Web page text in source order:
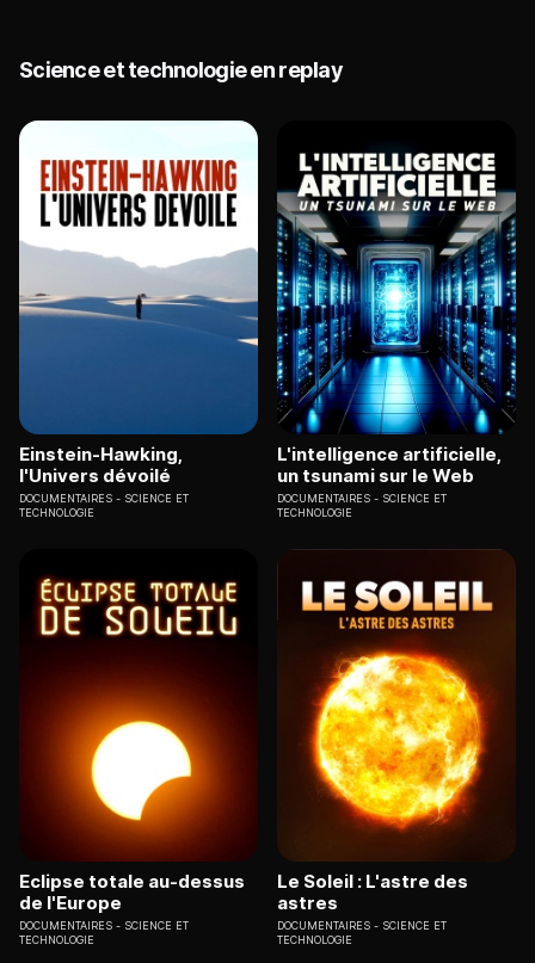
programme Ariane 6 est actuellement en cours
d'élaboration pour affronter les défis de demain :
Science et technologie en replay
Einstein-Hawking,
l'Univers dévoilé
DOCUMENTAIRES
SCIENCE ET
TECHNOLOGIE
L'intelligence artificielle,
un tsunami sur le Web
DOCUMENTAIRES
SCIENCE ET
TECHNOLOGIE
Eclipse totale au-dessus
de l'Europe
DOCUMENTAIRES
SCIENCE ET
TECHNOLOGIE
Le Soleil : L'astre des
astres
DOCUMENTAIRES
SCIENCE ET
TECHNOLOGIE